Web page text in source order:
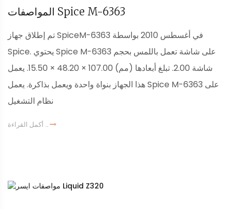
المواصفات Spice M-6363
تم إطلاق جهاز SpiceM-6363 في أغسطس 2010 بواسطة
Spice. يحتوي Spice M-6363 على شاشة تعمل باللمس بحجم
شاشة 2.00. تبلغ أبعادها (مم) 107.00 × 48.20 × 15.50. يعمل
هذا الجهاز بنواة واحدة ويعمل بذاكرة. يعمل Spice M-6363 على
نظام التشغيل
أكمل القراءة ..